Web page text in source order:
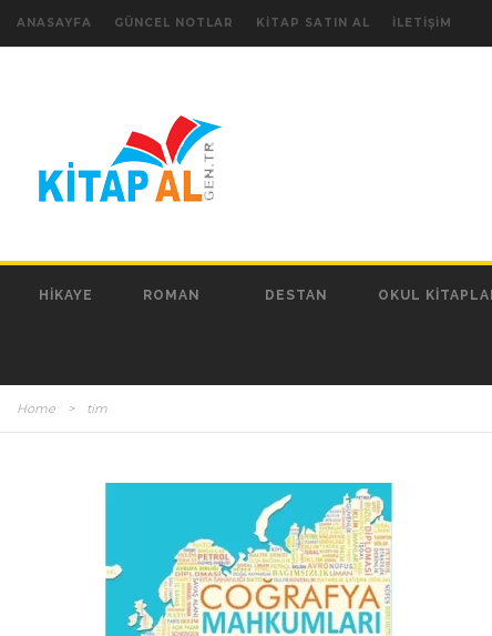
ANASAYFA GÜNCEL NOTLAR KITAP SATIN AL İLETIŞIM
HIKAYE ROMAN DESTAN OKUL
Home > tim